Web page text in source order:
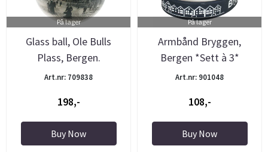
På lager
Glass ball, Ole Bulls
Plass, Bergen.
Art.nr: 709838
198,-
Buy Now
På lager
Armbånd Bryggen,
Bergen *Sett à 3*
Art.nr: 901048
108,-
Buy Now